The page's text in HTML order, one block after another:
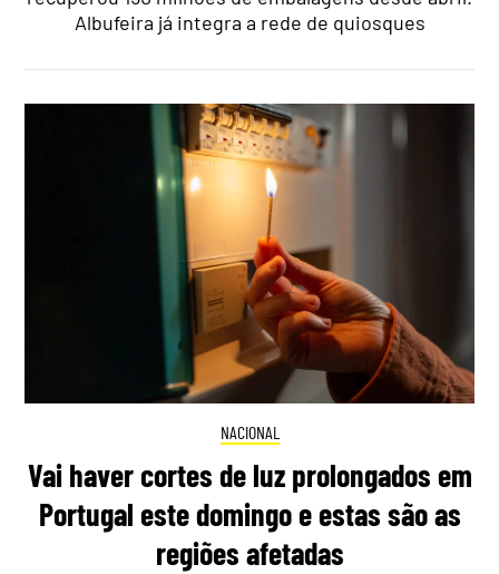
Albufeira já integra a rede de quiosques
NACIONAL
Vai haver cortes de luz prolongados em
Portugal este domingo e estas são as
regiões afetadas